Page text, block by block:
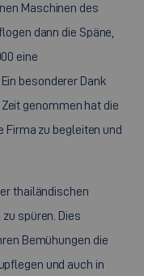
Maschinen des
dann die Späne,
eine
besonderer Dank
genommen hat die
Firma zu begleiten und
thailändischen
spüren. Dies
Bemühungen die
und auch in